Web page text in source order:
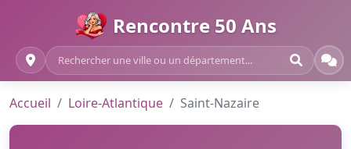
Rencontre 50 Ans
Accueil Loire-Atlantique Saint-Nazaire